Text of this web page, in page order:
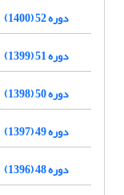
دوره 52 (1400)
دوره 51 (1399)
دوره 50 (1398)
دوره 49 (1397)
دوره 48 (1396)